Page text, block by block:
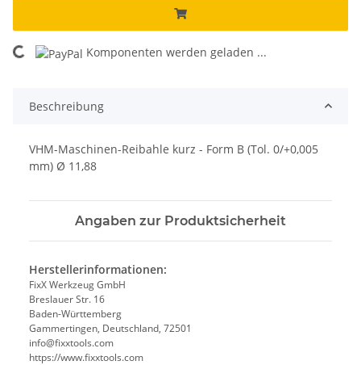
Loading... Komponenten werden geladen ...
Beschreibung
VHM-Maschinen-Reibahle kurz - Form B (Tol. 0/+0,005
mm) Ø 11,88
Angaben zur Produktsicherheit
Herstellerinformationen:
FixX Werkzeug GmbH
Breslauer Str. 16
Baden-Württemberg
Gammertingen, Deutschland, 72501
info@fixxtools.com
https://www.fixxtools.com